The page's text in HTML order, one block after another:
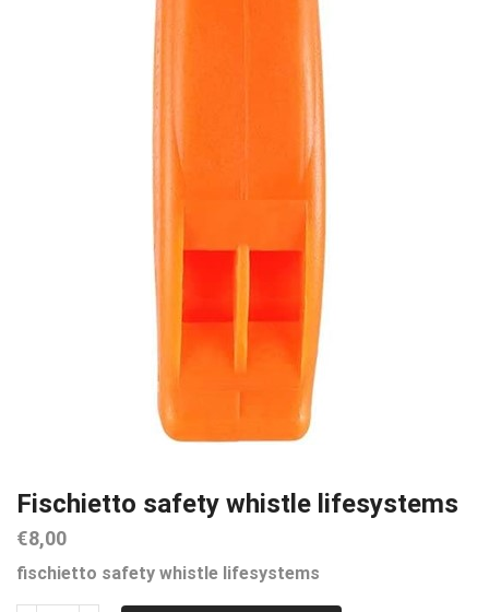
Fischietto safety whistle lifesystems
€8,00
fischietto safety whistle lifesystems